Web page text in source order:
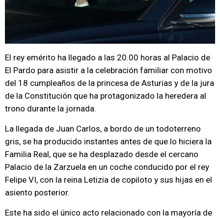
El rey emérito ha llegado a las 20.00 horas al Palacio de
El Pardo para asistir a la celebración familiar con motivo
del 18 cumpleaños de la princesa de Asturias y de la jura
de la Constitución que ha protagonizado la heredera al
trono durante la jornada.
La llegada de Juan Carlos, a bordo de un todoterreno
gris, se ha producido instantes antes de que lo hiciera la
Familia Real, que se ha desplazado desde el cercano
Palacio de la Zarzuela en un coche conducido por el rey
Felipe VI, con la reina Letizia de copiloto y sus hijas en el
asiento posterior.
Este ha sido el único acto relacionado con la mayoría de